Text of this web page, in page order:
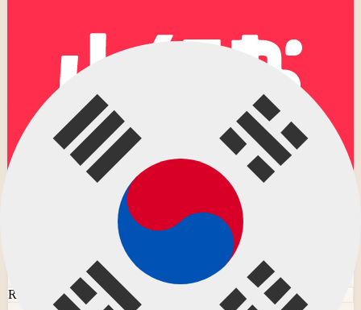
Rednote Video Downloader